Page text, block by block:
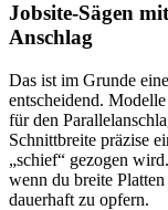
Jobsite-Sägen
Anschlag
Das ist im Grunde
entscheidend.
für den
Schnittbreite präzise
„schief“ gezogen
wenn du breite
dauerhaft zu opfern.